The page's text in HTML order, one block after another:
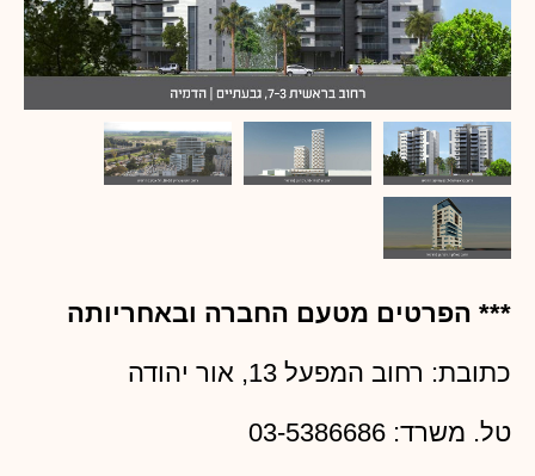
*** הפרטים מטעם החברה ובאחריותה
כתובת: רחוב המפעל 13, אור יהודה
טל. משרד: 03-5386686